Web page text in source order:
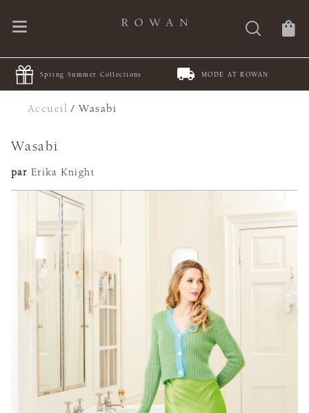
Spring Summer Collections MODE AT ROWAN
Accueil /Wasabi
Wasabi
par Erika Knight